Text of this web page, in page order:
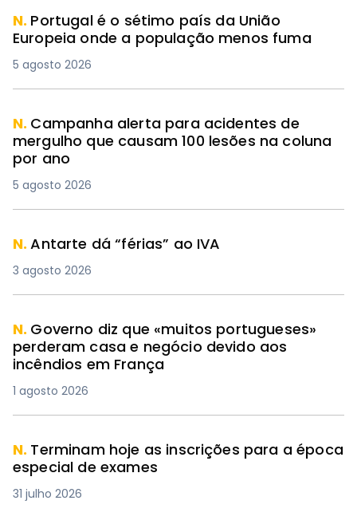
N. Portugal é o sétimo país da União
Europeia onde a população menos fuma
5 agosto 2026
N. Campanha alerta para acidentes de
mergulho que causam 100 lesões na coluna
por ano
5 agosto 2026
N.Antarte dá “férias” ao IVA
3 agosto 2026
N. Governo diz que «muitos portugueses»
perderam casa e negócio devido aos
incêndios em França
1 agosto 2026
N. Terminam hoje as inscrições para a época
especial de exames
31 julho 2026